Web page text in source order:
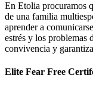
En Etolia procuramos
de una familia
aprender a
estrés y los problemas
convivencia y
Elite Fear Free